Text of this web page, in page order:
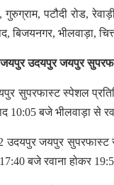
गुरुग्राम, पटौदी रोड,
बिजयनगर, भीलवाड़ा,
उदयपुर जयपुर
सुपरफास्ट स्पेशल
10:05 बजे भीलवाड़ा से
उदयपुर जयपुर
17:40 बजे रवाना होकर